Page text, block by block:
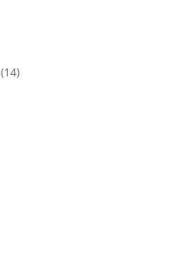
(14)